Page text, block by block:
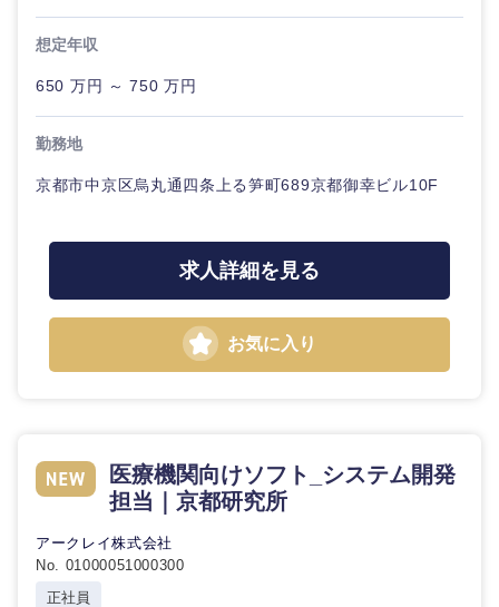
建設・施
その他
サービス
群馬県 埼玉県
東京都
神奈川県
想定年収
650 万円 ～ 750 万円
勤務地
京都市中京区烏丸通四条上る笋町689京都御幸ビル10F
求人詳細を見る
お気に入り
医療機関向けソフト_システム開発
担当｜京都研究所
アークレイ株式会社
No. 01000051000300
正社員